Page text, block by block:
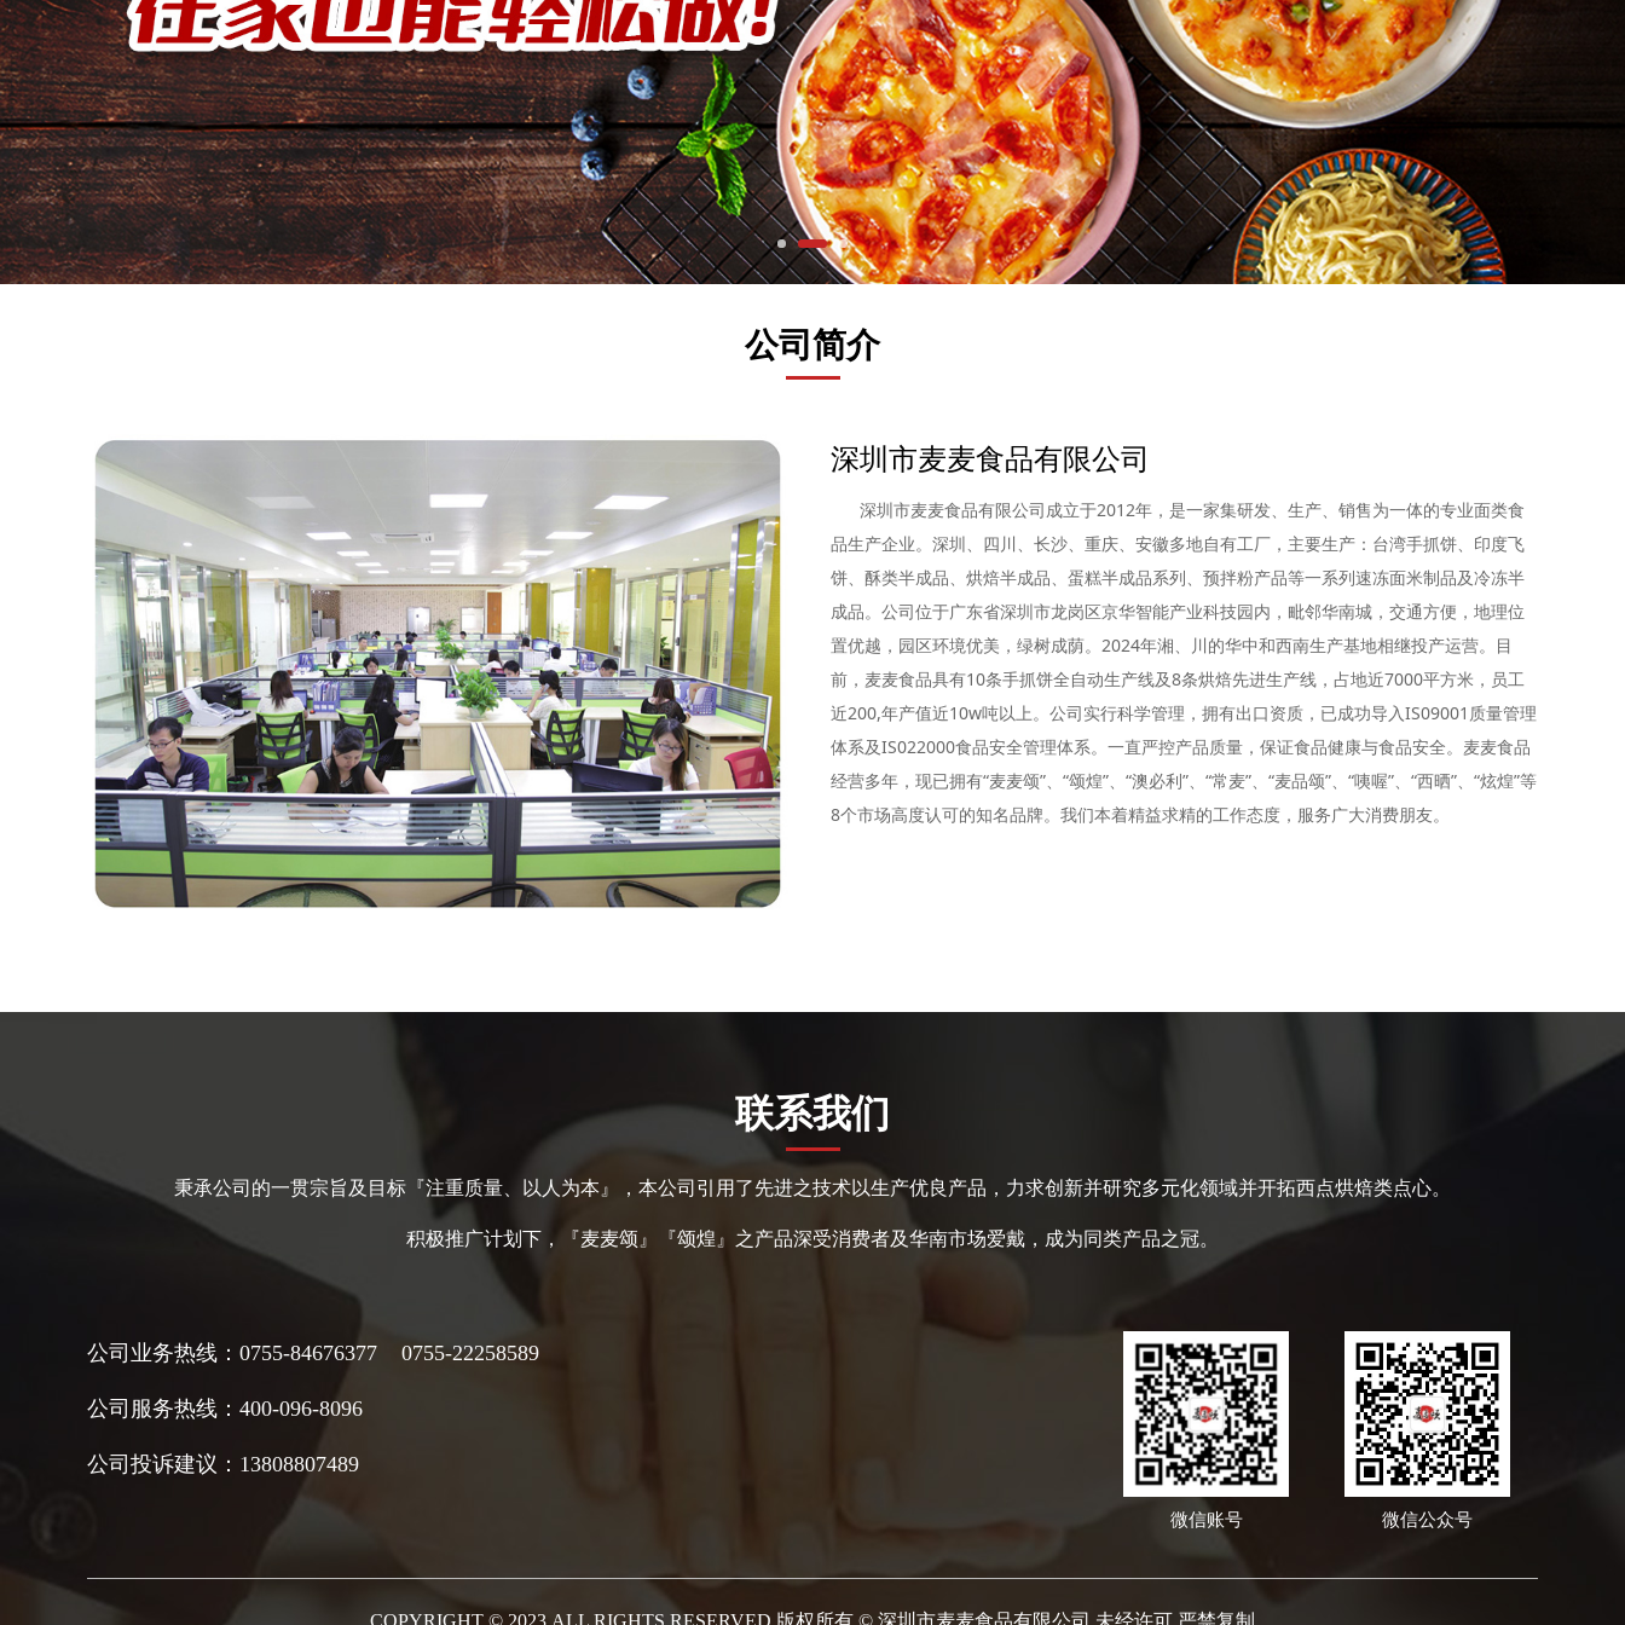
公司简介
深圳市麦麦食品有限公司
深圳市麦麦食品有限公司成立于2012年，是一家集研发、生产、销售为一体的专业面类食
品生产企业。深圳、四川、长沙、重庆、安徽多地自有工厂，主要生产：台湾手抓饼、印度飞
饼、酥类半成品、烘焙半成品、蛋糕半成品系列、预拌粉产品等一系列速冻面米制品及冷冻半
成品。公司位于广东省深圳市龙岗区京华智能产业科技园内，毗邻华南城，交通方便，地理位
置优越，园区环境优美，绿树成荫。2024年湘、川的华中和西南生产基地相继投产运营。目
前，麦麦食品具有10条手抓饼全自动生产线及8条烘焙先进生产线，占地近7000平方米，员工
近200,年产值近10w吨以上。公司实行科学管理，拥有出口资质，已成功导入IS09001质量管理
体系及IS022000食品安全管理体系。一直严控产品质量，保证食品健康与食品安全。麦麦食品
经营多年，现已拥有“麦麦颂”、“颂煌”、“澳必利”、“常麦”、“麦品颂”、“咦喔”、“西晒”、“炫煌”等
8个市场高度认可的知名品牌。我们本着精益求精的工作态度，服务广大消费朋友。
联系我们
秉承公司的一贯宗旨及目标『注重质量、以人为本』，本公司引用了先进之技术以生产优良产品，力求创新并研究多元化领域并开拓西点烘焙类点心。
积极推广计划下，『麦麦颂』『颂煌』之产品深受消费者及华南市场爱戴，成为同类产品之冠。
公司 业务热线：0755-84676377 0755-22258589
公司服务热线：400-096-8096
公司 投诉建议：13808807489
微信账号 微信公众号
COPYRIGHT © 2023,ALL RIGHTS RESERVED 版权所有 © 深圳市麦麦食品有限公司 未经许可 严禁复制